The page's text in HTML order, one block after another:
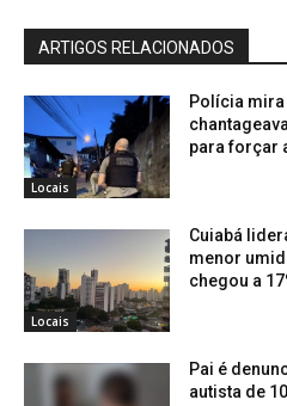
ARTIGOS RELACIONADOS
Locais
Polícia
para forçar
Locais
Cuiabá
menor
chegou a
Pai é
autista de